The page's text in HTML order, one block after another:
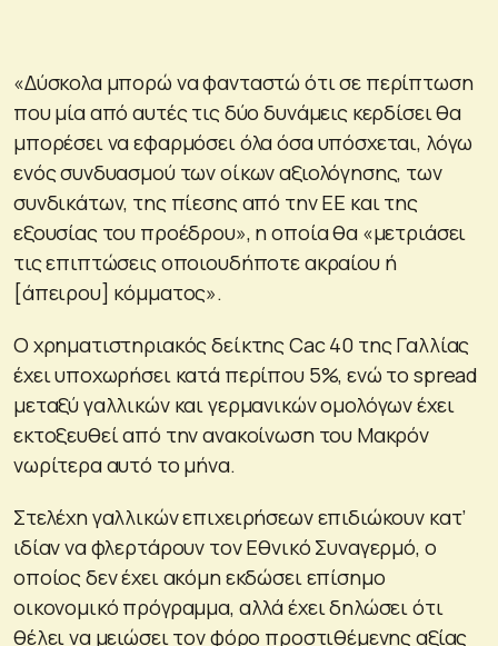
«Δύσκολα μπορώ να φανταστώ ότι σε περίπτωση
που μία από αυτές τις δύο δυνάμεις κερδίσει θα
μπορέσει να εφαρμόσει όλα όσα υπόσχεται, λόγω
ενός συνδυασμού των οίκων αξιολόγησης, των
συνδικάτων, της πίεσης από την ΕΕ και της
εξουσίας του προέδρου», η οποία θα «μετριάσει
τις επιπτώσεις οποιουδήποτε ακραίου ή
[άπειρου] κόμματος».
Ο χρηματιστηριακός δείκτης Cac 40 της Γαλλίας
έχει υποχωρήσει κατά περίπου 5%, ενώ το spread
μεταξύ γαλλικών και γερμανικών ομολόγων έχει
εκτοξευθεί από την ανακοίνωση του Μακρόν
νωρίτερα αυτό το μήνα.
Στελέχη γαλλικών επιχειρήσεων επιδιώκουν κατ’
ιδίαν να φλερτάρουν τον Εθνικό Συναγερμό, ο
οποίος δεν έχει ακόμη εκδώσει επίσημο
οικονομικό πρόγραμμα, αλλά έχει δηλώσει ότι
θέλει να μειώσει τον φόρο προστιθέμενης αξίας